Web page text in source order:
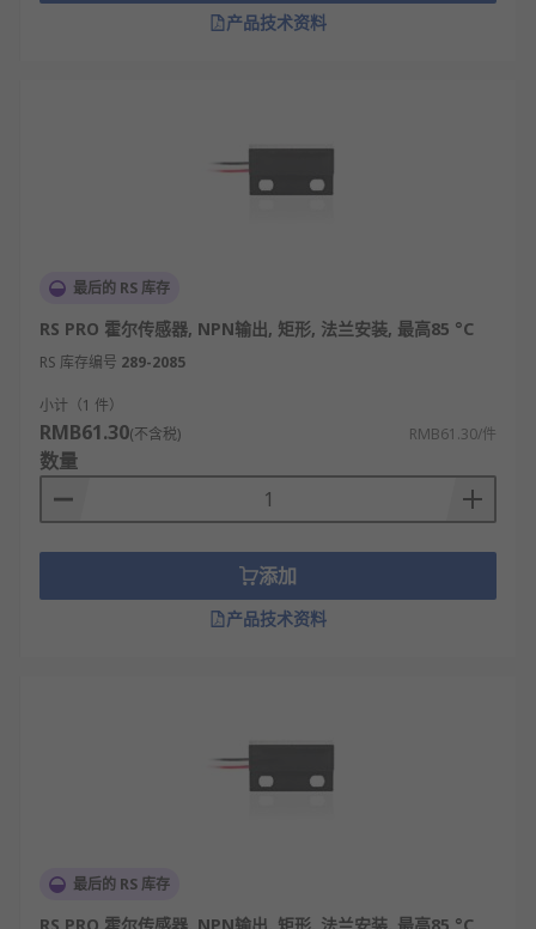
产品技术资料
最后的 RS 库存
RS PRO 霍尔传感器, NPN输出, 矩形, 法兰安装, 最高85 °C
RS 库存编号 289-2085
小计（1 件）
RMB61.30(不含税) RMB61.30/件
数量
添加
产品技术资料
最后的 RS 库存